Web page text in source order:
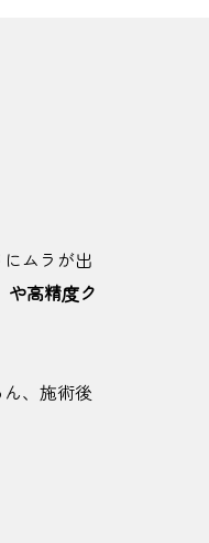
ムラが出
や高精度ク
、施術後